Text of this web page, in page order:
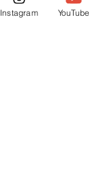
Instagram YouTube